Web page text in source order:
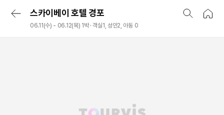
스카이베이 호텔 경포
06.11(수) - 06.12(목) 1박 · 객실1, 성인2, 아동 0